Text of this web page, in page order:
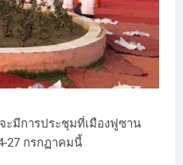
ะมีการประชุมที่เมืองฟูซาน
27 กรกฏาคมนี้